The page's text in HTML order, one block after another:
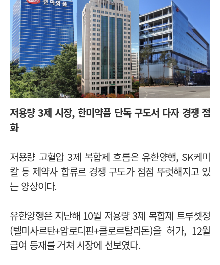
저용량 3제 시장, 한미약품 단독 구도서 다자 경쟁 점
화
저용량 고혈압 3제 복합제 흐름은 유한양행, SK케미
칼 등 제약사 합류로 경쟁 구도가 점점 뚜렷해지고 있
는 양상이다.
유한양행은 지난해 10월 저용량 3제 복합제 트루셋정
(텔미사르탄+암로디핀+클로르탈리돈)을 허가, 12월
급여 등재를 거쳐 시장에 선보였다.